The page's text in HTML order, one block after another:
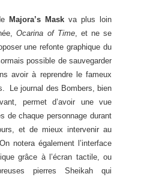
Majora’s Mask va plus loin
Ocarina of Time, et ne se
une refonte graphique du
possible de sauvegarder
avoir à reprendre le fameux
Le journal des Bombers, bien
permet d’avoir une vue
de chaque personnage durant
et de mieux intervenir au
notera également l’interface
grâce à l’écran tactile, ou
pierres Sheikah qui